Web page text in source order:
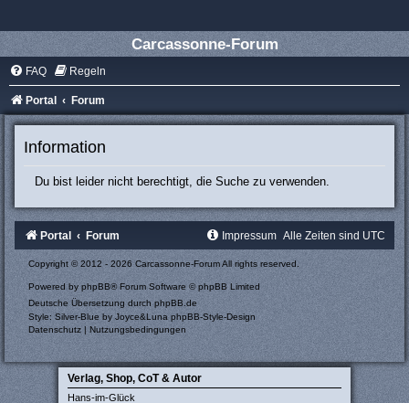
Carcassonne-Forum
FAQ Regeln
Portal Forum
Information
Du bist leider nicht berechtigt, die Suche zu verwenden.
Portal Forum Alle Zeiten sind UTC
Impressum
Copyright © 2012 - 2026 Carcassonne-Forum All rights reserved.
Powered by phpBB® Forum Software © phpBB Limited
Deutsche Übersetzung durch phpBB.de
Style: Silver-Blue by Joyce&LunaphpBB-Style-Design
Datenschutz | Nutzungsbedingungen
Verlag, Shop, CoT & Autor
Hans-im-Glück